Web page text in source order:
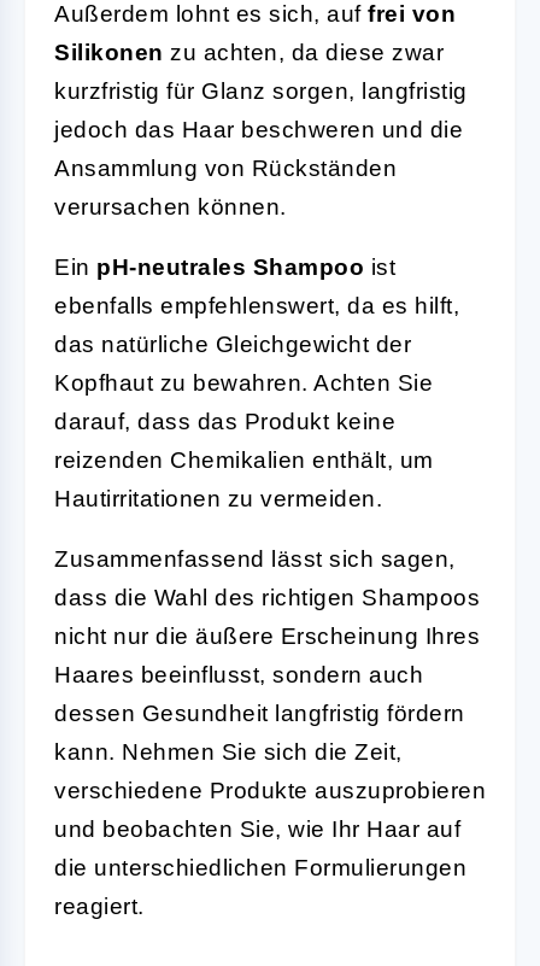
Außerdem lohnt es sich, auf frei von
Silikonen zu achten, da diese zwar
kurzfristig für Glanz sorgen, langfristig
jedoch das Haar beschweren und die
Ansammlung von Rückständen
verursachen können.
Ein pH-neutrales Shampoo ist
ebenfalls empfehlenswert, da es hilft,
das natürliche Gleichgewicht der
Kopfhaut zu bewahren. Achten Sie
darauf, dass das Produkt keine
reizenden Chemikalien enthält, um
Hautirritationen zu vermeiden.
Zusammenfassend lässt sich sagen,
dass die Wahl des richtigen Shampoos
nicht nur die äußere Erscheinung Ihres
Haares beeinflusst, sondern auch
dessen Gesundheit langfristig fördern
kann. Nehmen Sie sich die Zeit,
verschiedene Produkte auszuprobieren
und beobachten Sie, wie Ihr Haar auf
die unterschiedlichen Formulierungen
reagiert.